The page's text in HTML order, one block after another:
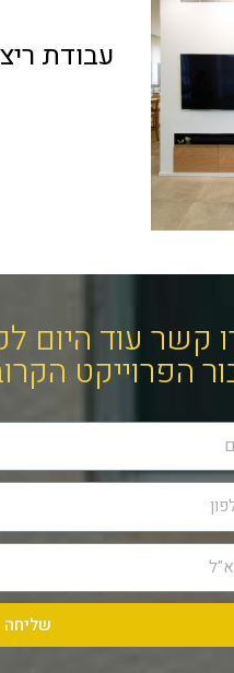
עבודת
קשר עוד היום
הפרוייקט
שליחה